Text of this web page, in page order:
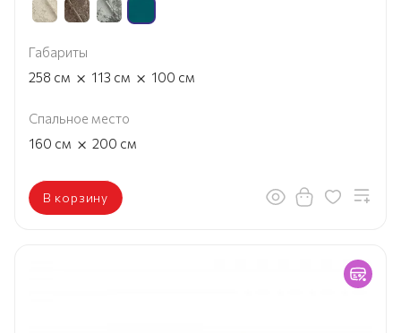
Габариты
258 см × 113 см × 100 см
Спальное место
160 см × 200 см
В корзину